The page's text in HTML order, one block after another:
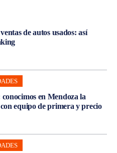
de autos usados: así
en Mendoza la
equipo de primera y precio